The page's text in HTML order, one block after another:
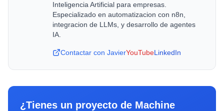
Inteligencia Artificial para empresas.
Especializado en automatizacion con n8n,
integracion de LLMs, y desarrollo de agentes
IA.
Contactar con JavierYouTubeLinkedIn
¿Tienes un proyecto de Machine